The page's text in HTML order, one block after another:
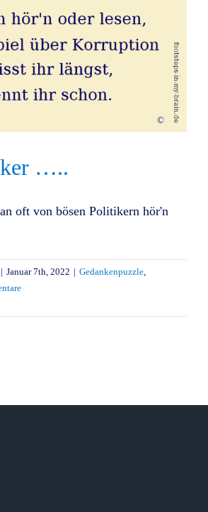
…..
oft von bösen Politikern hör'n
| Januar 7th, 2022 | Gedankenpuzzle